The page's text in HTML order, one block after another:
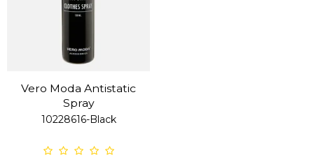
Vero Moda Antistatic
Spray
10228616-Black